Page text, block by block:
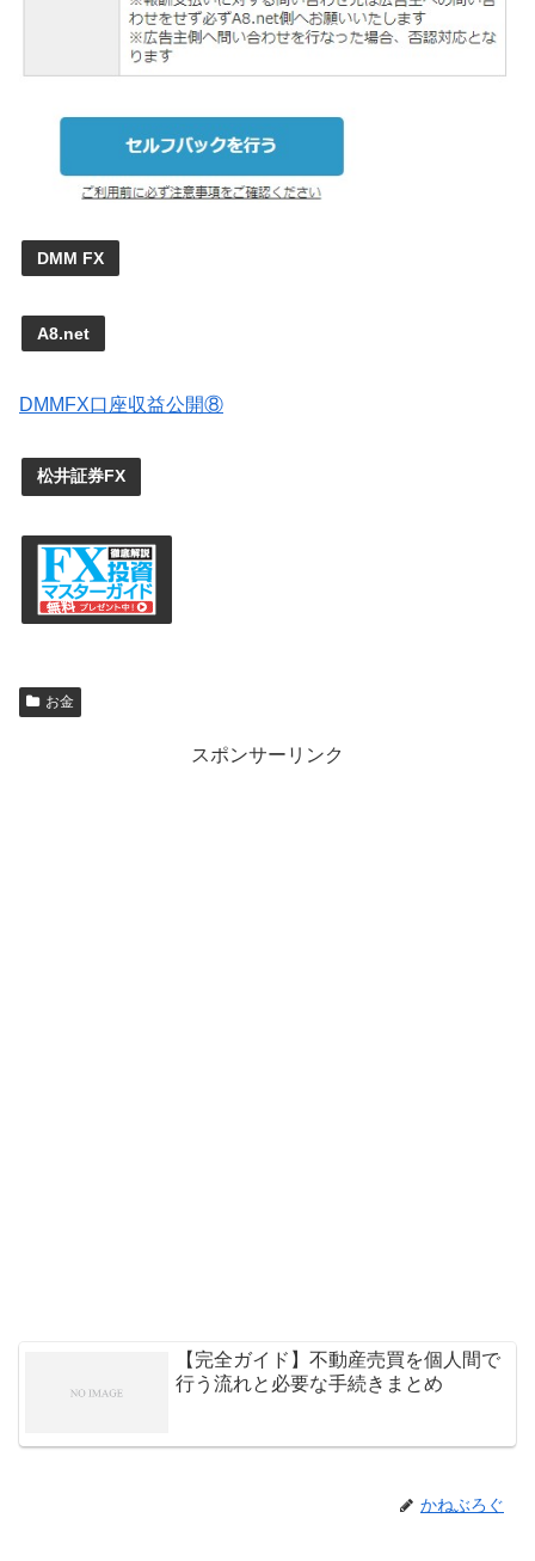
DMM FX
A8.net
DMMFX口座収益公開⑧
松井証券FX
お金
スポンサーリンク
【完全ガイド】不動産売買を個人間で
行う流れと必要な手続きまとめ
かねぶろぐ